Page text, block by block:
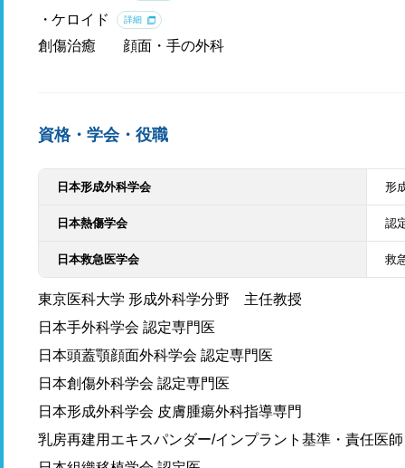
ケロイド 詳細
創傷治癒 顔面・手の外科
資格・学会・役職
日本形成外科学会 形
日本熱傷学会 認
日本救急医学会 救
東京医科大学 形成外科学分野 主任教授
日本手外科学会 認定専門医
日本頭蓋顎顔面外科学会 認定専門医
日本創傷外科学会 認定専門医
日本形成外科学会 皮膚腫瘍外科指導専門
乳房再建用エキスパンダー/インプラント基準・責任医